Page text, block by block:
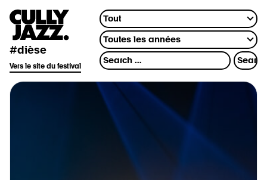
#dièse
Vers le site du festival